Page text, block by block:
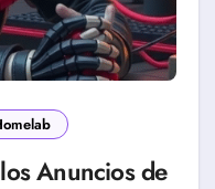
Anuncios de